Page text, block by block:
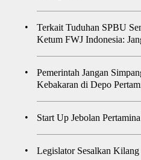
•
Terkait Tuduhan SPBU
Ketum FWJ Indonesia:
•
Pemerintah Jangan
Kebakaran di Depo
• Start Up Jebolan
• Legislator Sesalkan